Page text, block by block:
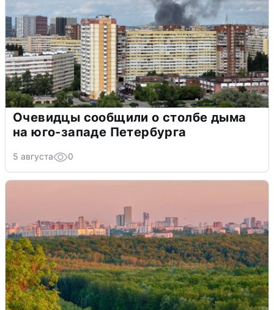
Очевидцы сообщили о столбе дыма
на юго-западе Петербурга
5 августа 0